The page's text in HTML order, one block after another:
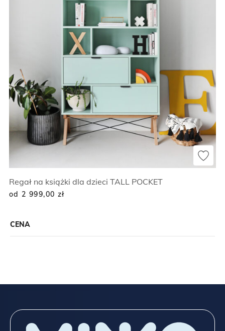
CENA
Regał na książki dla dzieci TALL POCKET
od 2 999,00 zł